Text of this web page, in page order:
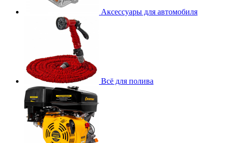
Аксессуары для автомобиля
Всё для полива